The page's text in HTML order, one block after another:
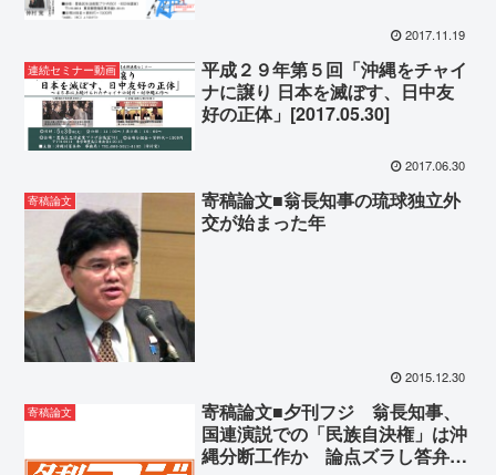
2017.11.19
連続セミナー動画
平成２９年第５回「沖縄をチャイ
ナに譲り 日本を滅ぼす、日中友
好の正体」[2017.05.30]
2017.06.30
寄稿論文
寄稿論文■翁長知事の琉球独立外
交が始まった年
2015.12.30
寄稿論文
寄稿論文■夕刊フジ 翁長知事、
国連演説での「民族自決権」は沖
縄分断工作か 論点ズラし答弁な